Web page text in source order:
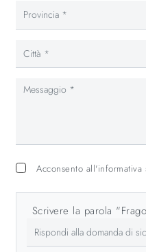
Acconsento all'informativa
Scrivere la parola